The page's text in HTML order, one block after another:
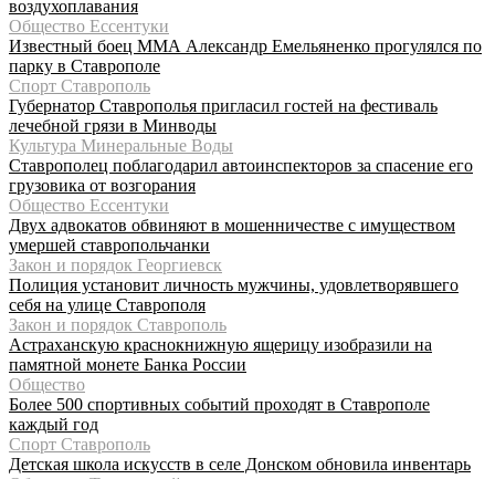
воздухоплавания
Общество Ессентуки
Известный боец ММА Александр Емельяненко прогулялся по
парку в Ставрополе
Спорт Ставрополь
Губернатор Ставрополья пригласил гостей на фестиваль
лечебной грязи в Минводы
Культура Минеральные Воды
Ставрополец поблагодарил автоинспекторов за спасение его
грузовика от возгорания
Общество Ессентуки
Двух адвокатов обвиняют в мошенничестве с имуществом
умершей ставропольчанки
Закон и порядок Георгиевск
Полиция установит личность мужчины, удовлетворявшего
себя на улице Ставрополя
Закон и порядок Ставрополь
Астраханскую краснокнижную ящерицу изобразили на
памятной монете Банка России
Общество
Более 500 спортивных событий проходят в Ставрополе
каждый год
Спорт Ставрополь
Детская школа искусств в селе Донском обновила инвентарь